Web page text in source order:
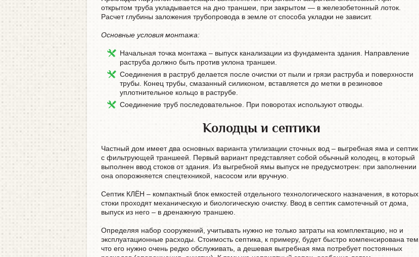
открытом труба укладывается на дно траншеи, при закрытом — в железобетонный лоток.
Расчет глубины заложения трубопровода в земле от способа укладки не зависит.
Основные условия монтажа:
Начальная точка монтажа – выпуск канализации из фундамента здания. Направление
раструба должно быть против уклона траншеи.
Соединения в раструб делается после очистки от пыли и грязи раструба и поверхности
трубы. Конец трубы, смазанный силиконом, вставляется до метки в резиновое
уплотнительное кольцо в раструбе.
Соединение труб последовательное. При поворотах используют отводы.
Колодцы и септики
Частный дом имеет два основных варианта утилизации сточных вод – выгребная яма и септик
с фильтрующей траншеей. Первый вариант представляет собой обычный колодец, в который
выполнен ввод стоков от здания. Из выгребной ямы выпуск не предусмотрен: при заполнении
она опорожняется спецтехникой, насосом или вручную.
Септик КЛЁН – компактный блок емкостей отдельного технологического назначения, в которых
стоки проходят механическую и биологическую очистку. Ввод в септик самотечный от дома,
выпуск из него – в дренажную траншею.
Определяя набор сооружений, учитывать нужно не только затраты на комплектацию, но и
эксплуатационные расходы. Стоимость септика, к примеру, будет быстро компенсирована тем,
что его нужно очень редко обслуживать, а дешевая выгребная яма потребует постоянных